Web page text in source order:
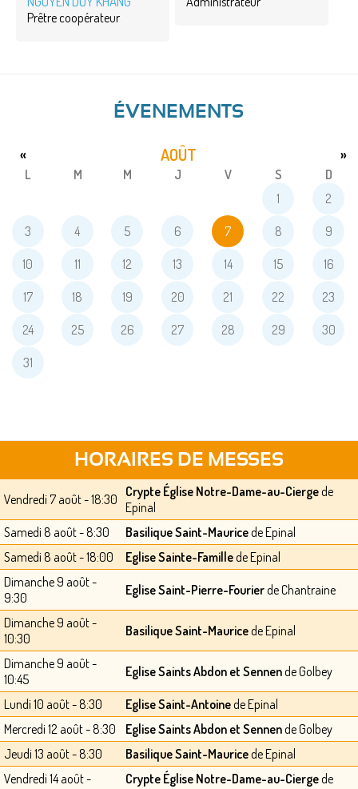
Prêtre coopérateur
ÉVENEMENTS
AOÛT
« »
L M M J V S
D
1
2
3 4 5 6 7 8 9
10 11 12 13 14 15 16
17 18 19 20 21 22 23
24 25 26 27 28 29 30
31
HORAIRES DE MESSES
Vendredi 7 août - 18:30 Crypte Église Notre-Dame-au-Ciergede
Epinal
Samedi 8 août - 8:30
Basilique Saint-Mauricede Epinal
Samedi 8 août - 18:00
Eglise Sainte-Famillede Epinal
Dimanche 9 août -
9:30
Eglise Saint-Pierre-Fourierde Chantraine
Dimanche 9 août -
10:30
Basilique Saint-Mauricede Epinal
Dimanche 9 août -
10:45
Eglise Saints Abdon et Sennende Golbey
Lundi 10 août - 8:30 Eglise Saint-Antoinede Epinal
Mercredi 12 août - 8:30
Eglise Saints Abdon et Sennende Golbey
Jeudi 13 août - 8:30
Basilique Saint-Mauricede Epinal
Vendredi 14 août -
Crypte Église Notre-Dame-au-Ciergede